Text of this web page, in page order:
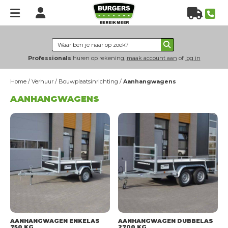
Verhuur
Hoogwerkers
Heftrucks
Verreikers
Energie & verlichting
Hijs- & heftechniek
Bouwplaatsinrichting
Nieuws
Over Burgers Verhuur
Professionals huren op rekening, maak account aan of log in
Home / Verhuur / Bouwplaatsinrichting / Aanhangwagens
AANHANGWAGENS
AANHANGWAGEN ENKELAS
AANHANGWAGEN DUBBELAS